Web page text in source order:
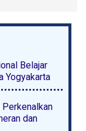
Belajar
Yogyakarta
dan